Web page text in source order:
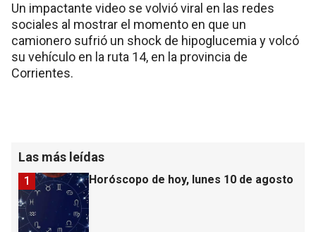
Un impactante video se volvió viral en las redes
sociales al mostrar el momento en que un
camionero sufrió un shock de hipoglucemia y volcó
su vehículo en la ruta 14, en la provincia de
Corrientes.
Las más leídas
Horóscopo de hoy, lunes 10 de agosto
1